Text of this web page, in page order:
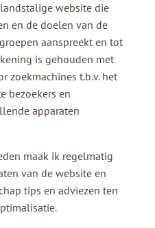
website die
en de doelen van de
aanspreekt en tot
is gehouden met
zoekmachines t.b.v. het
bezoekers en
apparaten
maak ik regelmatig
van de website en
tips en adviezen ten